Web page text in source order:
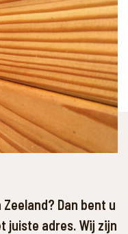
Dan bent u
juiste adres. Wij zijn